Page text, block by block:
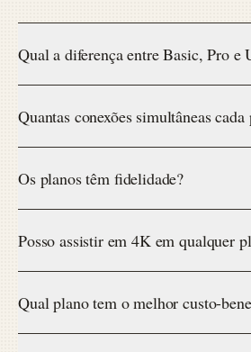
Qual a diferença entre Basic, Pro e
Quantas conexões simultâneas
Os planos têm fidelidade?
Posso assistir em 4K em qualquer
Qual plano tem o melhor custo-